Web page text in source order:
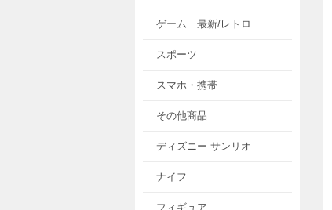
ゲーム 最新/レトロ
スポーツ
スマホ・携帯
その他商品
ディズニー サンリオ
ナイフ
フィギュア